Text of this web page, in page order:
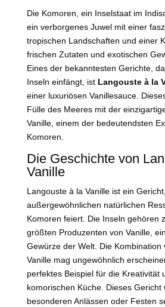
Die Komoren, ein Inselstaat im
ein verborgenes Juwel mit einer
tropischen Landschaften und einer
frischen Zutaten und exotischen
Eines der bekanntesten Gerichte,
Inseln einfängt, ist Langouste à la
einer luxuriösen Vanillesauce.
Fülle des Meeres mit der
Vanille, einem der bedeutendsten
Komoren.
Die Geschichte von
Vanille
Langouste à la Vanille ist ein
außergewöhnlichen natürlichen
Komoren feiert. Die Inseln gehören
größten Produzenten von Vanille,
Gewürze der Welt. Die Kombination
Vanille mag ungewöhnlich
perfektes Beispiel für die Kreativität
komorischen Küche. Dieses Gericht
besonderen Anlässen oder Festen